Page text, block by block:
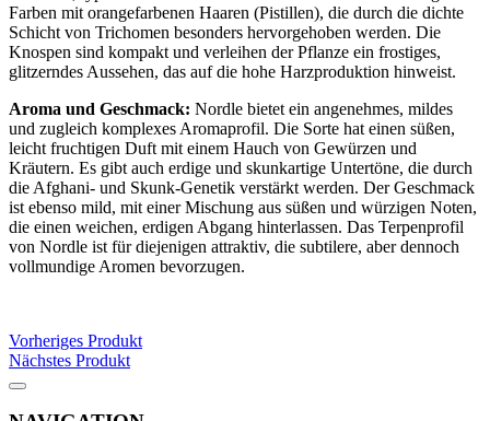
Farben mit orangefarbenen Haaren (Pistillen), die durch die dichte
Schicht von Trichomen besonders hervorgehoben werden. Die
Knospen sind kompakt und verleihen der Pflanze ein frostiges,
glitzerndes Aussehen, das auf die hohe Harzproduktion hinweist.
Aroma und Geschmack: Nordle bietet ein angenehmes, mildes
und zugleich komplexes Aromaprofil. Die Sorte hat einen süßen,
leicht fruchtigen Duft mit einem Hauch von Gewürzen und
Kräutern. Es gibt auch erdige und skunkartige Untertöne, die durch
die Afghani- und Skunk-Genetik verstärkt werden. Der Geschmack
ist ebenso mild, mit einer Mischung aus süßen und würzigen Noten,
die einen weichen, erdigen Abgang hinterlassen. Das Terpenprofil
von Nordle ist für diejenigen attraktiv, die subtilere, aber dennoch
vollmundige Aromen bevorzugen.
Vorheriges Produkt
Nächstes Produkt